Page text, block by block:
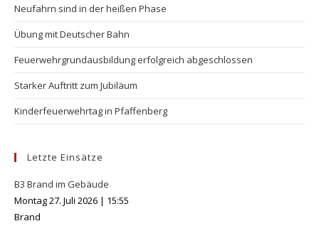
Neufahrn sind in der heißen Phase
Übung mit Deutscher Bahn
Feuerwehrgrundausbildung erfolgreich abgeschlossen
Starker Auftritt zum Jubiläum
Kinderfeuerwehrtag in Pfaffenberg
Letzte Einsätze
B3 Brand im Gebäude
Montag 27. Juli 2026 | 15:55
Brand